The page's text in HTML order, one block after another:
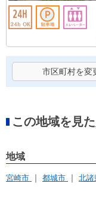
市区町村を変
この地域を見
地域
宮崎市 都城市 北諸